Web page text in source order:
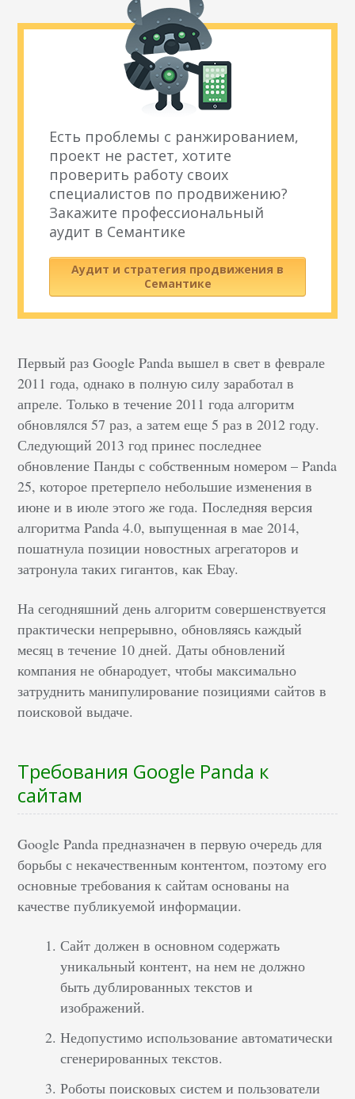
Есть проблемы с ранжированием,
проект не растет, хотите
проверить работу своих
специалистов по продвижению?
Закажите профессиональный
аудит в Семантике
Аудит и стратегия продвижения в
Семантике
Первый раз Google Panda вышел в свет в феврале
2011 года, однако в полную силу заработал в
апреле. Только в течение 2011 года алгоритм
обновлялся 57 раз, а затем еще 5 раз в 2012 году.
Следующий 2013 год принес последнее
обновление Панды с собственным номером – Panda
25, которое претерпело небольшие изменения в
июне и в июле этого же года. Последняя версия
алгоритма Panda 4.0, выпущенная в мае 2014,
пошатнула позиции новостных агрегаторов и
затронула таких гигантов, как Ebay.
На сегодняшний день алгоритм совершенствуется
практически непрерывно, обновляясь каждый
месяц в течение 10 дней. Даты обновлений
компания не обнародует, чтобы максимально
затруднить манипулирование позициями сайтов в
поисковой выдаче.
Требования Google Panda к
сайтам
Google Panda предназначен в первую очередь для
борьбы с некачественным контентом, поэтому его
основные требования к сайтам основаны на
качестве публикуемой информации.
Сайт должен в основном содержать
уникальный контент, на нем не должно
быть дублированных текстов и
изображений.
Недопустимо использование автоматически
сгенерированных текстов.
Роботы поисковых систем и пользователи